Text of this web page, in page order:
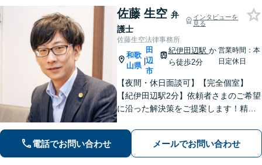
佐藤 生空 弁
護士
インタビューを
見る
佐藤生空法律事務所
和歌
山県
|
田
辺
市
紀伊田辺駅 か
ら徒歩2分
営業時間：本
日定休日
【夜間・休日面談可】【完全個室】
【紀伊田辺駅2分】依頼者さまのご希望
に沿った解決策をご提案します！精神
交渉の豊富な経験を活かし、賠償金の
増額を目指します【相続問題】不動産
鑑定士等と連携し、最良の相続実現に
電話でお問い合わせ メールでお問い合わせ